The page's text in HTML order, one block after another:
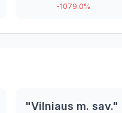
-1079.0%
"Vilniaus m. sav."